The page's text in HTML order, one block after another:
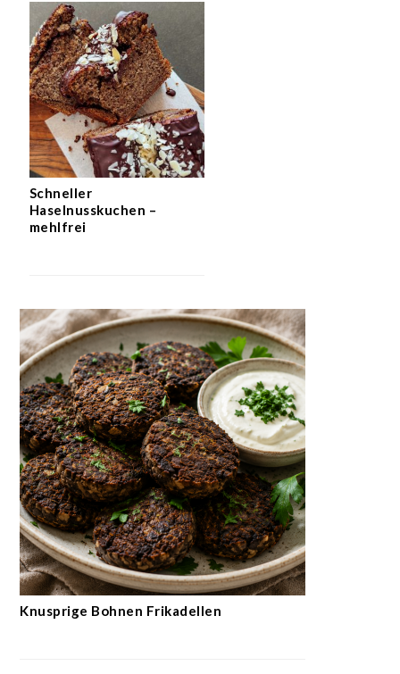
Schneller
Haselnusskuchen –
mehlfrei
Knusprige Bohnen Frikadellen